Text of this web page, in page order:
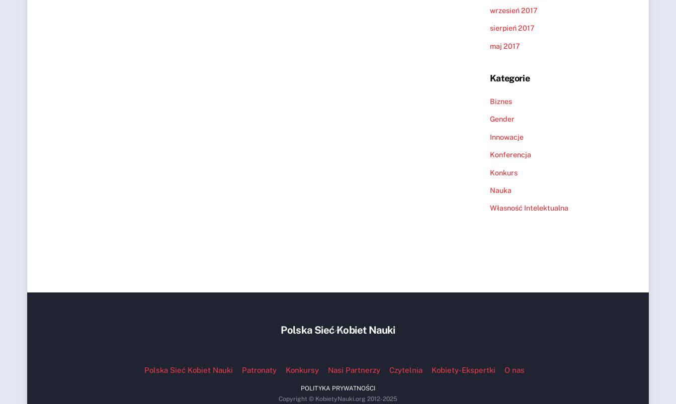
wrzesień 2017
sierpień 2017
maj 2017
Kategorie
Biznes
Gender
Innowacje
Konferencja
Konkurs
Nauka
Własność Intelektualna
Back
Polska Sieć Kobiet Nauki
Polska Sieć Kobiet Nauki Patronaty Konkursy Nasi Partnerzy Czytelnia Kobiety-Ekspertki O nas
POLITYKA PRYWATNOŚCI
Copyright © KobietyNauki.org 2012-2025